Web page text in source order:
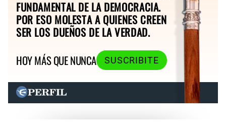
FUNDAMENTAL DE LA DEMOCRACIA.
POR ESO MOLESTA A QUIENES CREEN
SER LOS DUEÑOS DE LA VERDAD.
HOY MÁS QUE NUNCA
SUSCRIBITE